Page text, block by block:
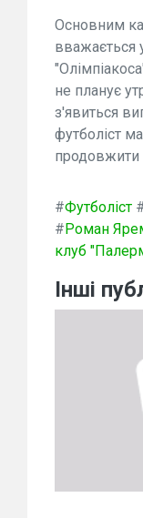
Основним
вважається
не планує
з'явиться
футболіст
продовжити
#Футболіст
#Роман
клуб
Інші